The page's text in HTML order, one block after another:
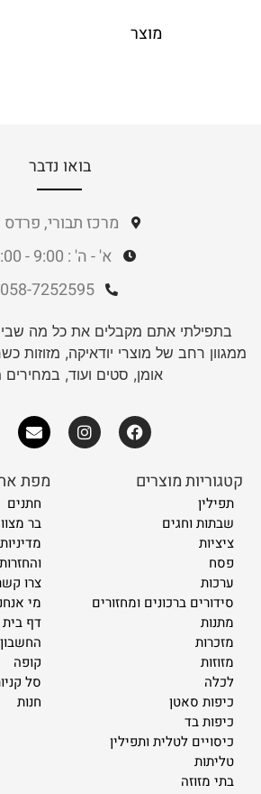
מוצר
בואו נדבר
מרכז תבורי,
א' - ה' : 9:00 - 17:00
058-7252595
בתפילתי אתם מקבלים את כל מה שבית
ממגוון רחב של מוצרי יודאיקה, מזוזות
אומן, סטים ועוד, במחירים
קטגוריות מוצרים
תפילין
שבתות וחגים
ציציות
פסח
ערכות
סידורים ברכונים ומחזורים
מתנות
מזכרות
מזוזות
לכלה
כיפות סאטן
כיפות בד
כיסויים לטלית ותפילין
טליתות
בתי מזוזה
מפת
חתנים
בר
והחזרות
צרו
מי
דף בית
קופה
סל
חנות